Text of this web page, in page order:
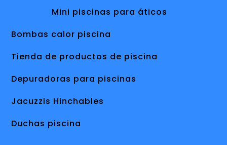
Mini piscinas para áticos
Bombas calor piscina
Tienda de productos de piscina
Depuradoras para piscinas
Jacuzzis Hinchables
Duchas piscina